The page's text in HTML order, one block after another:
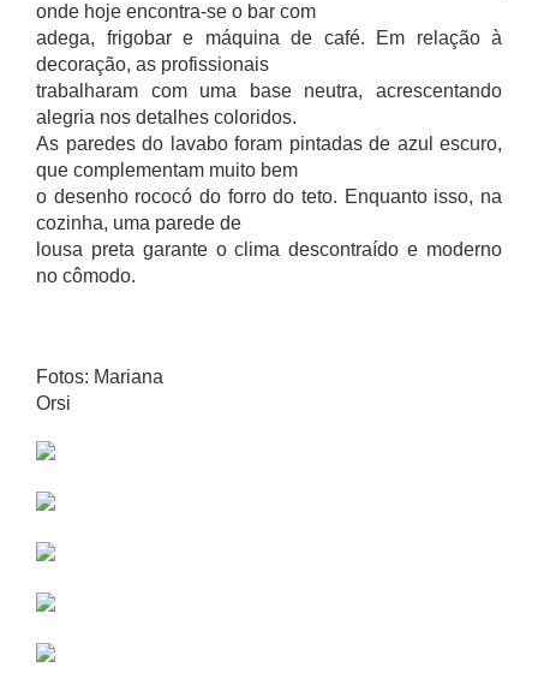
onde hoje encontra-se o bar com
adega, frigobar e máquina de café. Em relação à
decoração, as profissionais
trabalharam com uma base neutra, acrescentando
alegria nos detalhes coloridos.
As paredes do lavabo foram pintadas de azul escuro,
que complementam muito bem
o desenho rococó do forro do teto. Enquanto isso, na
cozinha, uma parede de
lousa preta garante o clima descontraído e moderno
no cômodo.
Fotos: Mariana
Orsi